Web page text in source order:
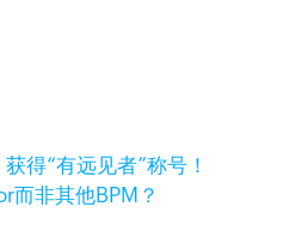
得“有远见者”称号！
而非其他BPM？